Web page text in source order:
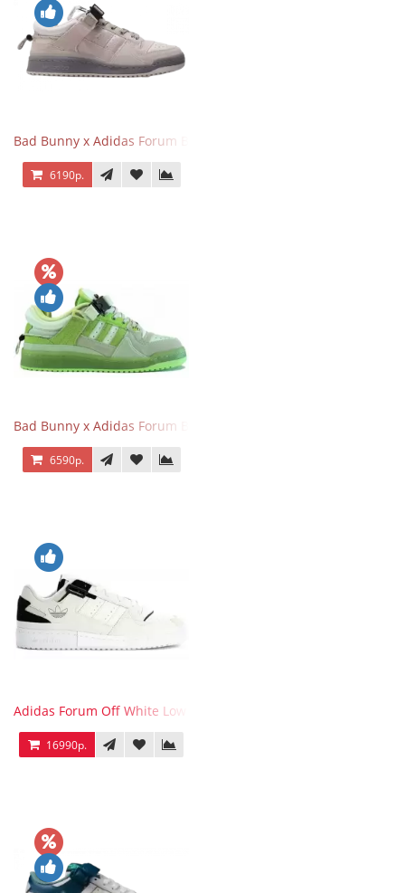
Bad Bunny x Adidas Forum Buckle Low Gray
6190р.
Bad Bunny x Adidas Forum Buckle Low Fluorescent Green
6590р.
Adidas Forum Off White Low White Black
16990р.